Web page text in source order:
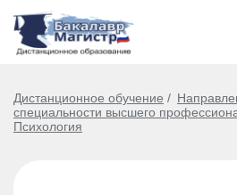
Дистанционное обучение
специальности высшего
Психология